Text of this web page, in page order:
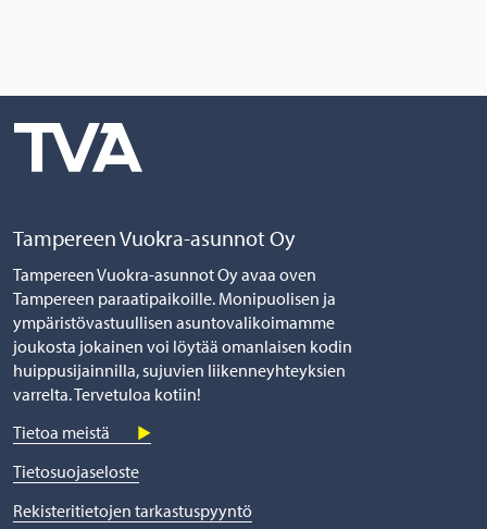
Tampereen Vuokra-asunnot Oy
Tampereen Vuokra-asunnot Oy avaa oven
Tampereen paraatipaikoille. Monipuolisen ja
ympäristövastuullisen asuntovalikoimamme
joukosta jokainen voi löytää omanlaisen kodin
huippusijainnilla, sujuvien liikenneyhteyksien
varrelta. Tervetuloa kotiin!
Tietoa meistä
Tietosuojaseloste
Rekisteritietojen tarkastuspyyntö